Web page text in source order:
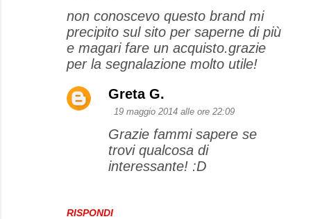
non conoscevo questo brand mi
precipito sul sito per saperne di più
e magari fare un acquisto.grazie
per la segnalazione molto utile!
RISPONDI
Greta G.
19 maggio 2014 alle ore 22:09
Grazie fammi sapere se
trovi qualcosa di
interessante! :D